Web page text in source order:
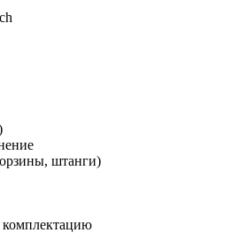
штанги)
комплектацию